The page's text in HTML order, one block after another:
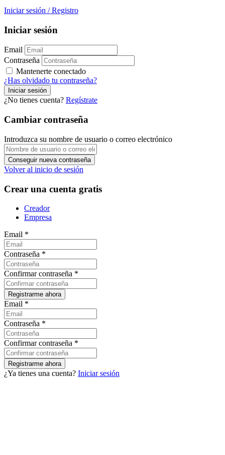
Iniciar sesión / Registro
Iniciar sesión
Email
Contraseña
Mantenerte conectado
¿Has olvidado tu contraseña?
¿No tienes cuenta? Regístrate
Cambiar contraseña
Introduzca su nombre de usuario o correo electrónico
Volver al inicio de sesión
Crear una cuenta gratis
Creador
Empresa
Email *
Contraseña *
Confirmar contraseña *
Email *
Contraseña *
Confirmar contraseña *
¿Ya tienes una cuenta? Iniciar sesión